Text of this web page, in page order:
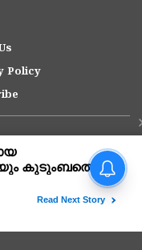
Policy